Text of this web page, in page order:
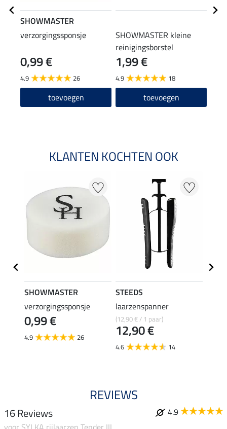
SHOWMASTER
verzorgingssponsje
0,99 €
4.9 26
toevoegen
SHOWMASTER kleine
reinigingsborstel
1,99 €
4.9 18
toevoegen
KLANTEN KOCHTEN OOK
SHOWMASTER
verzorgingssponsje
0,99 €
4.9 26
STEEDS
laarzenspanner
(12,90 € / 1 paar)
12,90 €
4.6 14
REVIEWS
16 Reviews
4.9